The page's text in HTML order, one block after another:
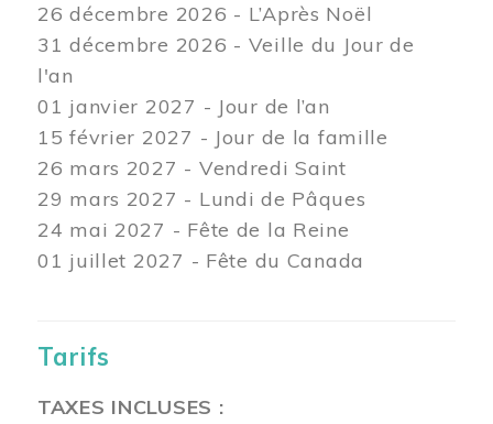
26 décembre 2026 - L’Après Noël
31 décembre 2026 - Veille du Jour de
l'an
01 janvier 2027 - Jour de l’an
15 février 2027 - Jour de la famille
26 mars 2027 - Vendredi Saint
29 mars 2027 - Lundi de Pâques
24 mai 2027 - Fête de la Reine
01 juillet 2027 - Fête du Canada
Tarifs
TAXES INCLUSES :